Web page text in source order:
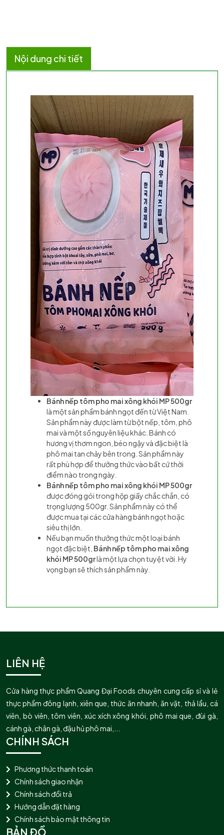
Nội dung chi tiết
Bánh nếp tôm pho mai xông khói MP 500gr
là một sản phẩm bánh ngọt đến từ Việt Nam.
Sản phẩm này được làm từ bột nếp, tôm, phô
mai và một số nguyên liệu khác. Bánh có
hương vị thơm ngon, béo ngậy và đặc biệt là
phô mai tan chảy bên trong. Sản phẩm này
rất phù hợp để thưởng thức vào bất cứ thời
điểm nào trong ngày.
Bánh nếp tôm pho mai xông khói MP 500gr
được đóng gói trong hộp giấy chắc chắn, có
trọng lượng 500gr. Sản phẩm này có thể
được mua tại các cửa hàng bánh ngọt hoặc
siêu thị lớn.
Nếu bạn muốn thưởng thức một loại bánh
ngọt đặc biệt, Bánh nếp tôm pho mai xông
khói MP 500grlà một lựa chọn tuyệt vời. Hy
vọng bạn sẽ thích sản phẩm này.
LIÊN HỆ
Cửa hàng thực phẩm Quang Đại Foods chuyên cung cấp sỉ và lẻ
thực phẩm đông lạnh, xiên que, thức ăn nhanh, ăn vặt, thả lẩu, cá
viên, bò viên, tôm viên, xúc xích xông khói, phô mai que, đùi gà,
cánh gà, chân gà, đậu hủ phô mai,...
CHÍNH SÁCH
Phương thức thanh toán
Chính sách giao nhận
Chính sách đổi trả
Hướng dẫn đặt hàng
Chính sách bảo mật thông tin
BẢN ĐỒ